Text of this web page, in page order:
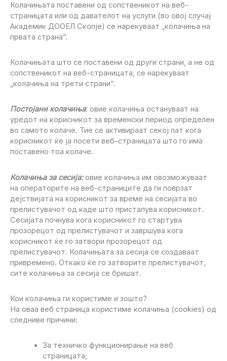
Колачињата поставени од сопственикот на веб-
страницата или од давателот на услуги (во овој случај
Академик ДООЕЛ Скопје) се нарекуваат „колачиња на
првата страна“.
Колачињата што се поставени од други страни, а не од
сопственикот на веб-страницата, се нарекуваат
„колачиња на трети страни“.
Постојани колачиња: овие колачиња остануваат на
уредот на корисникот за временски период определен
во самото колаче. Тие се активираат секој пат кога
корисникот ќе ја посети веб-страницата што го има
поставено тоа колаче.
Колачиња за сесија:овие колачиња им овозможуваат
на операторите на веб-страниците да ги поврзат
дејствијата на корисникот за време на сесијата во
прелистувачот од каде што пристапува корисникот.
Сесијата почнува кога корисникот го стартува
прозорецот од прелистувачот и завршува кога
корисникот ќе го затвори прозорецот од
прелистувачот. Колачињата за сесија се создаваат
привремено. Откако ќе го затворите прелистувачот,
сите колачиња за сесија се бришат.
Кои колачиња ги користиме и зошто?
На оваа веб страница користиме колачиња (cookies) од
следниве причини:
За техничко функционирање на веб
страницата;